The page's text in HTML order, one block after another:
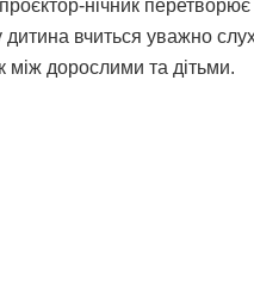
нічник
дитина вчиться уважно
між дорослими та дітьми.